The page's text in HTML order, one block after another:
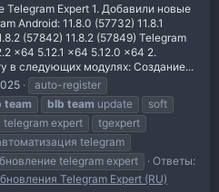
Expert 1. Добавили новые
Android: 11.8.0 (57732) 11.8.1
(57842) 11.8.2 (57849) Telegram
x64 5.12.1 x64 5.12.0 x64 2.
в следующих модулях: Создание...
auto-register
team blb team update
soft
telegram expert
tgexpert
telegram
telegram expert
Ответы:
Telegram Expert (RU)